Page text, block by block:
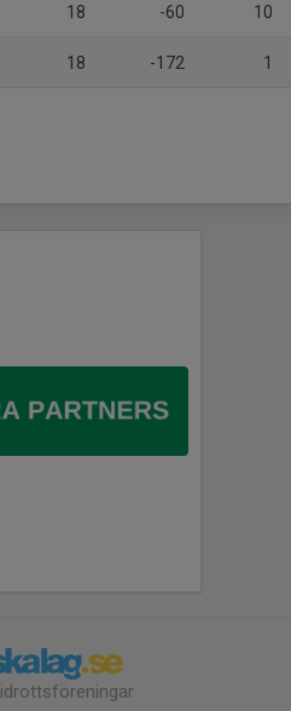
18 -60 10
18 -172 1
idrottsföreningar